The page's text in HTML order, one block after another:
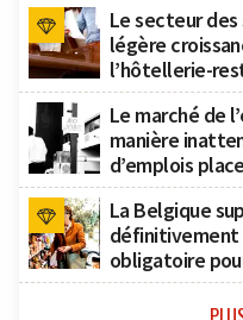
Le secteur
légère
l’hôtellerie-
Le marché de
manière
d’emplois
La Belgique
définitivement
obligatoire